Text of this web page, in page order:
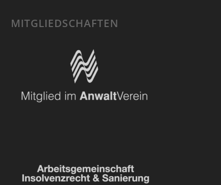
MITGLIEDSCHAFTEN